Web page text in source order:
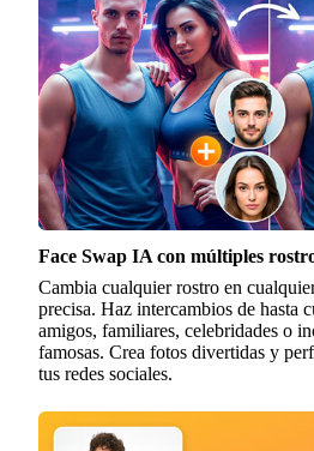
Face Swap IA con múltiples
Cambia cualquier rostro en
precisa. Haz intercambios de hasta
amigos, familiares, celebridades o
famosas. Crea fotos divertidas y
tus redes sociales.